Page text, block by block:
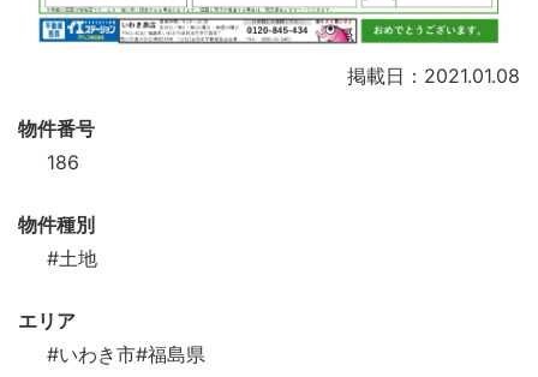
掲載日：2021.01.08
物件番号
186
物件種別
#土地
エリア
#いわき市#福島県